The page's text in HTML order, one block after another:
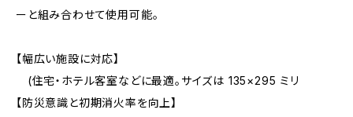
ーと組み合わせて使用可能。
【幅広い施設に対応】
(住宅・ホテル客室などに最適。サイズは 135×295 ミリ
【防災意識と初期消火率を向上】